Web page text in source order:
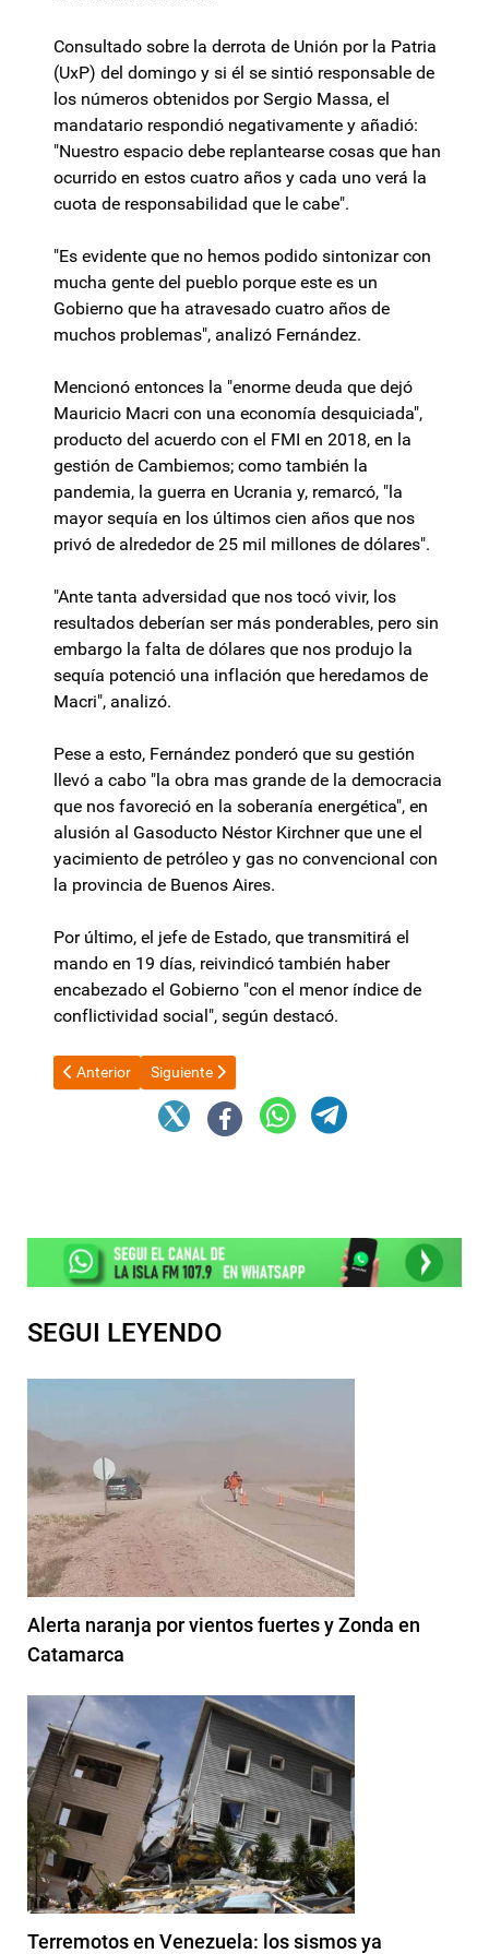
Consultado sobre la derrota de Unión por la Patria
(UxP) del domingo y si él se sintió responsable de
los números obtenidos por Sergio Massa, el
mandatario respondió negativamente y añadió:
"Nuestro espacio debe replantearse cosas que han
ocurrido en estos cuatro años y cada uno verá la
cuota de responsabilidad que le cabe".
"Es evidente que no hemos podido sintonizar con
mucha gente del pueblo porque este es un
Gobierno que ha atravesado cuatro años de
muchos problemas", analizó Fernández.
Mencionó entonces la "enorme deuda que dejó
Mauricio Macri con una economía desquiciada",
producto del acuerdo con el FMI en 2018, en la
gestión de Cambiemos; como también la
pandemia, la guerra en Ucrania y, remarcó, "la
mayor sequía en los últimos cien años que nos
privó de alrededor de 25 mil millones de dólares".
"Ante tanta adversidad que nos tocó vivir, los
resultados deberían ser más ponderables, pero sin
embargo la falta de dólares que nos produjo la
sequía potenció una inflación que heredamos de
Macri", analizó.
Pese a esto, Fernández ponderó que su gestión
llevó a cabo "la obra mas grande de la democracia
que nos favoreció en la soberanía energética", en
alusión al Gasoducto Néstor Kirchner que une el
yacimiento de petróleo y gas no convencional con
la provincia de Buenos Aires.
Por último, el jefe de Estado, que transmitirá el
mando en 19 días, reivindicó también haber
encabezado el Gobierno "con el menor índice de
conflictividad social", según destacó.
Artículo anterior: Maracanazo: Argentina le ganó un histórico
Anterior Artículo siguiente: Sergio Massa destacó la
Siguiente
SEGUI LEYENDO
Alerta naranja por vientos fuertes y Zonda en
Catamarca
Terremotos en Venezuela: los sismos ya